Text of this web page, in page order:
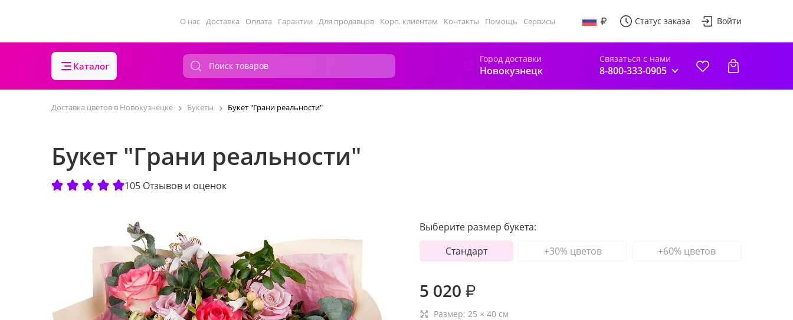
О нас Доставка Оплата Гарантии Для продавцов Корп. клиентам Контакты Помощь Сервисы Статус заказа Войти
Каталог
Город доставки
Новокузнецк
Связаться с нами
8-800-333-0905
Доставка цветов в Новокузнецке Букеты Букет "Грани реальности"
Букет "Грани реальности"
105 Отзывов и оценок
Выберите размер букета:
Стандарт
+30% цветов +60% цветов
5 020 ₽
Размер: 25 × 40 см